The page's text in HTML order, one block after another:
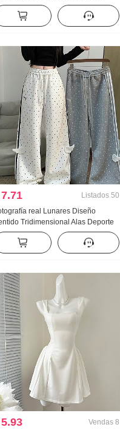
falsas Manga corta Camiseta
Verano Nuevo Estilo dulce
Top
7.71 Listados 50
real Lunares Diseño
Tridimensional Alas Deporte
Pantalones Mujer Nuevo Luz Asia
Holgado Recto Adelgazante
casuales
5.93 Vendas 8